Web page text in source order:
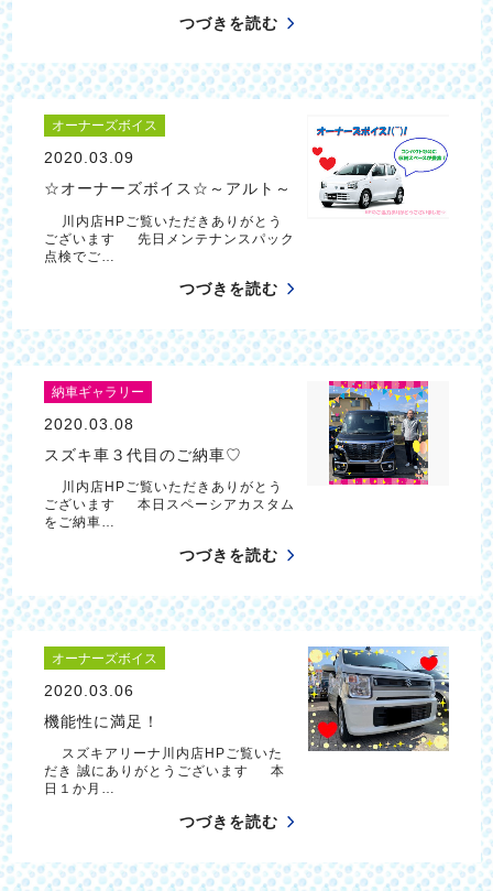
つづきを読む
オーナーズボイス
2020.03.09
☆オーナーズボイス☆～アルト～
川内店HPご覧いただきありがとう
ございます 先日メンテナンスパック
点検でご…
つづきを読む
納車ギャラリー
2020.03.08
スズキ車３代目のご納車♡
川内店HPご覧いただきありがとう
ございます 本日スペーシアカスタム
をご納車…
つづきを読む
オーナーズボイス
2020.03.06
機能性に満足！
スズキアリーナ川内店HPご覧いた
だき 誠にありがとうございます 本
日１か月…
つづきを読む